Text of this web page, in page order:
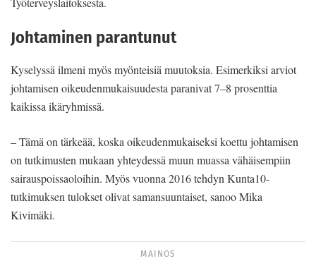
Johtaminen parantunut
Kyselyssä ilmeni myös myönteisiä muutoksia. Esimerkiksi arviot
johtamisen oikeudenmukaisuudesta paranivat 7–8 prosenttia
kaikissa ikäryhmissä.
– Tämä on tärkeää, koska oikeudenmukaiseksi koettu johtamisen
on tutkimusten mukaan yhteydessä muun muassa vähäisempiin
sairauspoissaoloihin. Myös vuonna 2016 tehdyn Kunta10-
tutkimuksen tulokset olivat samansuuntaiset, sanoo Mika
Kivimäki.
MAINOS